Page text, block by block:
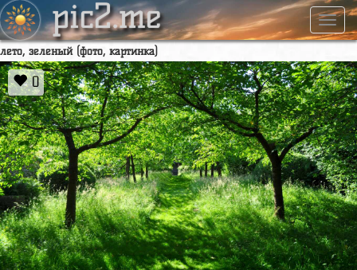
pic2.me
лето, зеленый (фото, картинка)
0